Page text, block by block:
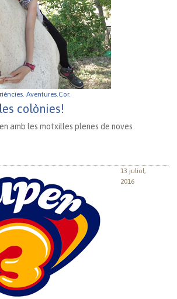
Aventures.Cor.
colònies!
amb les motxilles plenes de noves
13 juliol,
2016